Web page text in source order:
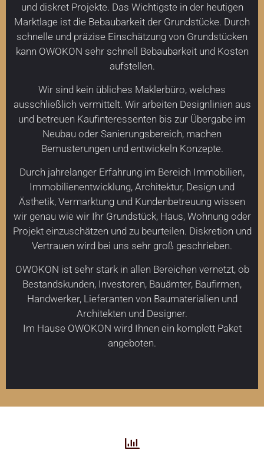
und diskret Projekte. Das Wichtigste in der heutigen
Marktlage ist die Bebaubarkeit der Grundstücke. Durch
schnelle und präzise Einschätzung von Grundstücken
kann OWOKON sehr schnell Bebaubarkeit und Kosten
aufstellen.
Wir sind kein übliches Maklerbüro, welches
ausschließlich vermittelt. Wir arbeiten Designlinien aus
und betreuen Kaufinteressenten bis zur Übergabe im
Neubau oder Sanierungsbereich, machen
Bemusterungen und entwickeln Konzepte.
Durch jahrelanger Erfahrung im Bereich Immobilien,
Immobilienentwicklung, Architektur, Design und
Ästhetik, Vermarktung und Kundenbetreuung wissen
wir genau wie wir Ihr Grundstück, Haus, Wohnung oder
Projekt einzuschätzen und zu beurteilen. Diskretion und
Vertrauen wird bei uns sehr groß geschrieben.
OWOKON ist sehr stark in allen Bereichen vernetzt, ob
Bestandskunden, Investoren, Bauämter, Baufirmen,
Handwerker, Lieferanten von Baumaterialien und
Architekten und Designer.
Im Hause OWOKON wird Ihnen ein komplett Paket
angeboten.